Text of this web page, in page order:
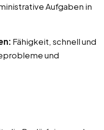
Aufgaben in
Fähigkeit, schnell und
und